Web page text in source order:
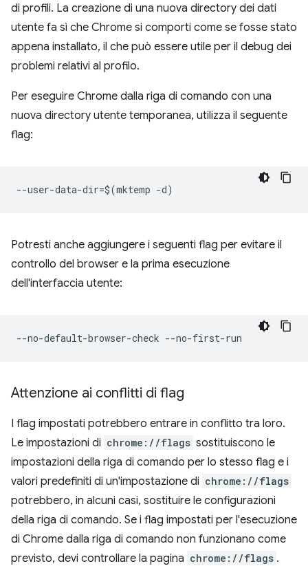
di profili. La creazione di una nuova directory dei dati
utente fa sì che Chrome si comporti come se fosse stato
appena installato, il che può essere utile per il debug dei
problemi relativi al profilo.
Per eseguire Chrome dalla riga di comando con una
nuova directory utente temporanea, utilizza il seguente
flag:
Potresti anche aggiungere i seguenti flag per evitare il
controllo del browser e la prima esecuzione
dell'interfaccia utente:
Attenzione ai conflitti di flag
I flag impostati potrebbero entrare in conflitto tra loro.
Le impostazioni di chrome://flags sostituiscono le
impostazioni della riga di comando per lo stesso flag e i
valori predefiniti di un'impostazione di chrome://flags
potrebbero, in alcuni casi, sostituire le configurazioni
della riga di comando. Se i flag impostati per l'esecuzione
di Chrome dalla riga di comando non funzionano come
previsto, devi controllare la pagina chrome://flags .